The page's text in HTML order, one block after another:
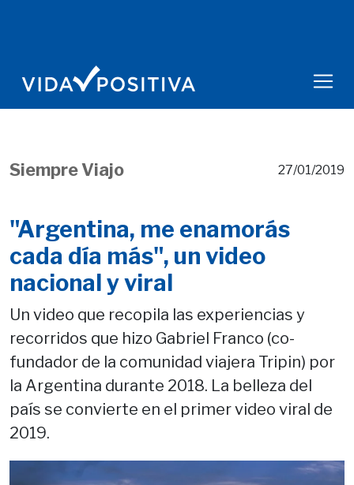
Siempre Viajo 27/01/2019
"Argentina, me enamorás
cada día más", un video
nacional y viral
Un video que recopila las experiencias y
recorridos que hizo Gabriel Franco (co-
fundador de la comunidad viajera Tripin) por
la Argentina durante 2018. La belleza del
país se convierte en el primer video viral de
2019.